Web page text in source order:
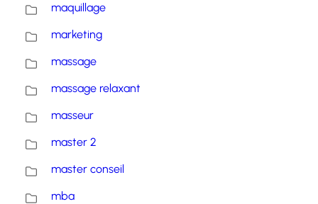
maquillage
marketing
massage
massage relaxant
masseur
master 2
master conseil
mba